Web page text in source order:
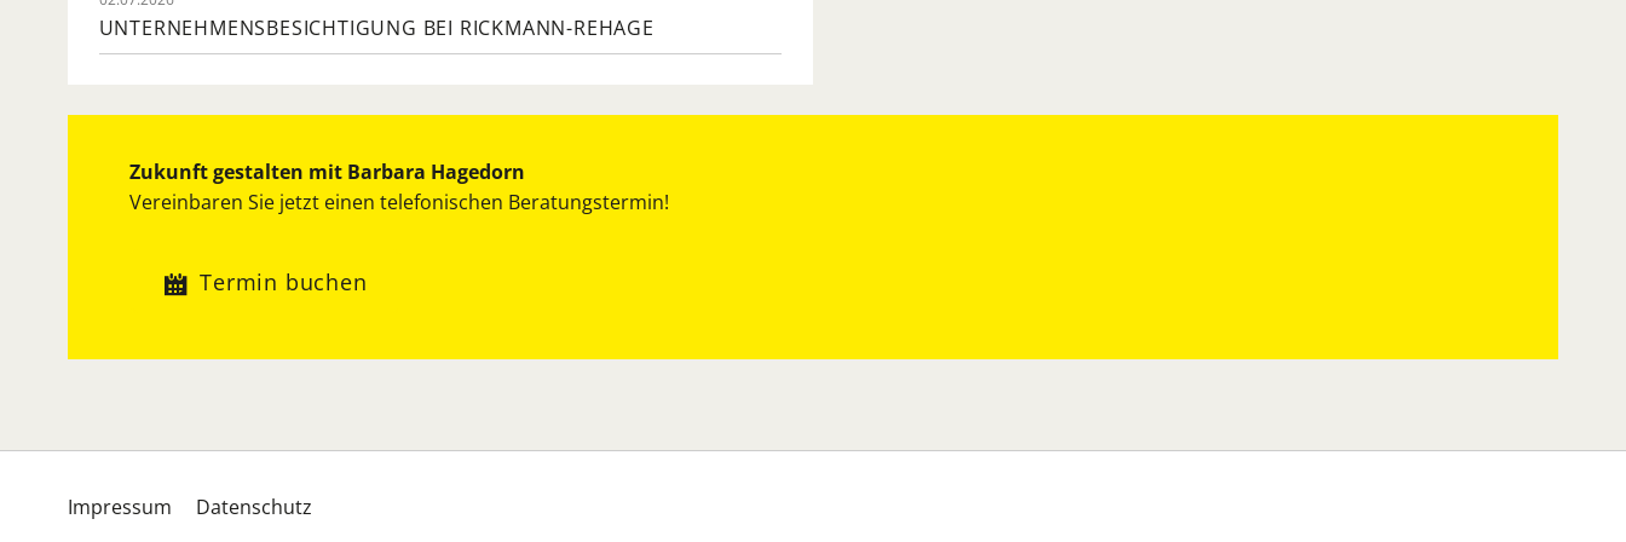
UNTERNEHMENSBESICHTIGUNG BEI RICKMANN-REHAGE
Zukunft gestalten mit Barbara Hagedorn
Vereinbaren Sie jetzt einen telefonischen Beratungstermin!
Termin buchen
Navigation
Impressum Datenschutz